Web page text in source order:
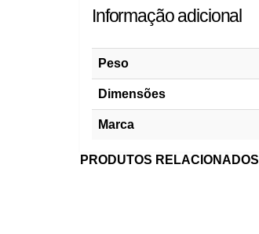
Informação adicional
Peso
Dimensões
Marca
PRODUTOS RELACIONADOS